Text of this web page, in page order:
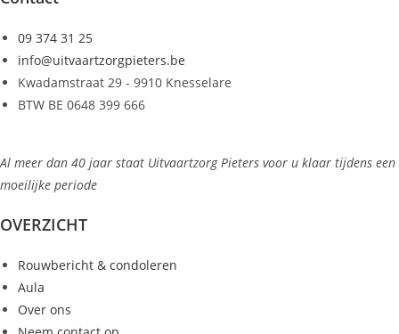
09 374 31 25
info@uitvaartzorgpieters.be
Kwadamstraat 29 - 9910 Knesselare
BTW BE 0648 399 666
Al meer dan 40 jaar staat Uitvaartzorg Pieters voor u klaar tijdens een
moeilijke periode
OVERZICHT
Rouwbericht & condoleren
Aula
Over ons